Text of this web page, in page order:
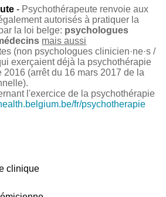
- Psychothérapeute renvoie aux
autorisés à pratiquer la
la loi belge: psychologues
mais aussi
(non psychologues clinicien·ne·s /
exerçaient déjà la psychothérapie
2016 (arrêt du 16 mars 2017 de la
l'exercice de la psychothérapie
fr/psychotherapie
clinique